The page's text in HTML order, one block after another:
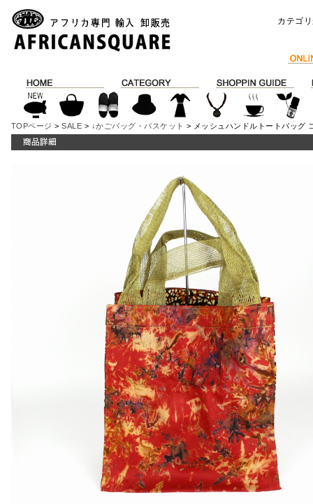
カテゴ
TOPページ >SALE > ↓かごバッグ・バスケット > メッシュハンドルトートバッグ